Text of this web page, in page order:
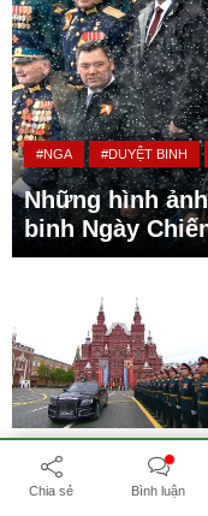
#NGA #DUYỆT BINH
Những hình
binh Ngày
#NGA #DUYỆT BINH
CHIẾN THẮNG
Chia sẻ Bình luận